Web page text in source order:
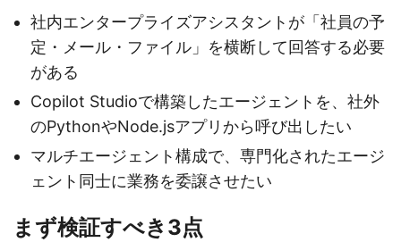
社内エンタープライズアシスタントが「社員の予
定・メール・ファイル」を横断して回答する必要
がある
Copilot Studioで構築したエージェントを、社外
のPythonやNode.jsアプリから呼び出したい
マルチエージェント構成で、専門化されたエージ
ェント同士に業務を委譲させたい
まず検証すべき3点